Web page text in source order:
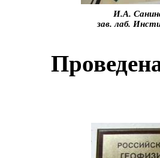
И.А.
зав. лаб.